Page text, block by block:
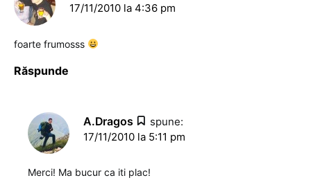
17/11/2010 la 4:36 pm
foarte frumosss
Răspunde
A.Dragos
spune:
17/11/2010 la 5:11 pm
Merci! Ma bucur ca iti plac!